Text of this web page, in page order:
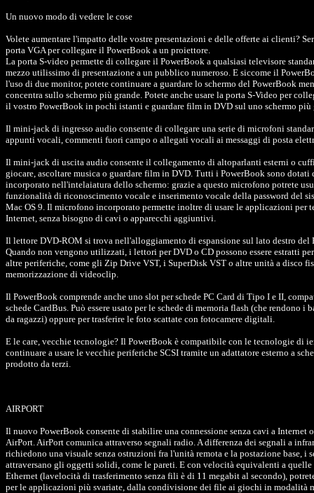
Un nuovo modo di vedere le cose
Volete aumentare l'impatto delle vostre presentazioni e delle offerte ai clienti?
porta VGA per collegare il PowerBook a un proiettore.
La porta S-video permette di collegare il PowerBook a qualsiasi televisore
mezzo utilissimo di presentazione a un pubblico numeroso. E siccome il
l'uso di due monitor, potete continuare a guardare lo schermo del PowerBook
concentra sullo schermo più grande. Potete anche usare la porta S-Video per
il vostro PowerBook in pochi istanti e guardare film in DVD sul uno schermo più
Il mini-jack di ingresso audio consente di collegare una serie di microfoni
appunti vocali, commenti fuori campo o allegati vocali ai messaggi di posta
Il mini-jack di uscita audio consente il collegamento di altoparlanti esterni o
giocare, ascoltare musica o guardare film in DVD. Tutti i PowerBook sono
incorporato nell'intelaiatura dello schermo: grazie a questo microfono potrete
funzionalità di riconoscimento vocale e inserimento vocale della password del
Mac OS 9. Il microfono incorporato permette inoltre di usare le applicazioni per
Internet, senza bisogno di cavi o apparecchi aggiuntivi.
Il lettore DVD-ROM si trova nell'alloggiamento di espansione sul lato destro del
Quando non vengono utilizzati, i lettori per DVD o CD possono essere estratti
altre periferiche, come gli Zip Drive VST, i SuperDisk VST o altre unità a disco
memorizzazione di videoclip.
Il PowerBook comprende anche uno slot per schede PC Card di Tipo I e II,
schede CardBus. Può essere usato per le schede di memoria flash (che rendono i
da ragazzi) oppure per trasferire le foto scattate con fotocamere digitali.
E le care, vecchie tecnologie? Il PowerBook è compatibile con le tecnologie di
continuare a usare le vecchie periferiche SCSI tramite un adattatore esterno a
prodotto da terzi.
AIRPORT
Il nuovo PowerBook consente di stabilire una connessione senza cavi a Internet
AirPort. AirPort comunica attraverso segnali radio. A differenza dei segnali a
richiedono una visuale senza ostruzioni fra l'unità remota e la postazione base, i
attraversano gli oggetti solidi, come le pareti. E con velocità equivalenti a quelle
Ethernet (lavelocità di trasferimento senza fili è di 11 megabit al secondo),
per le applicazioni più svariate, dalla condivisione dei file ai giochi in modalità